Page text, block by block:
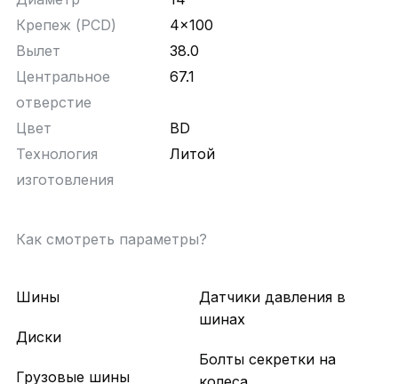
Крепеж (PCD)
4x100
Вылет
38.0
Центральное
отверстие
67.1
Цвет
BD
Технология
изготовления
Литой
Как смотреть параметры?
Шины
Диски
Грузовые шины
Датчики давления в
шинах
Болты секретки на